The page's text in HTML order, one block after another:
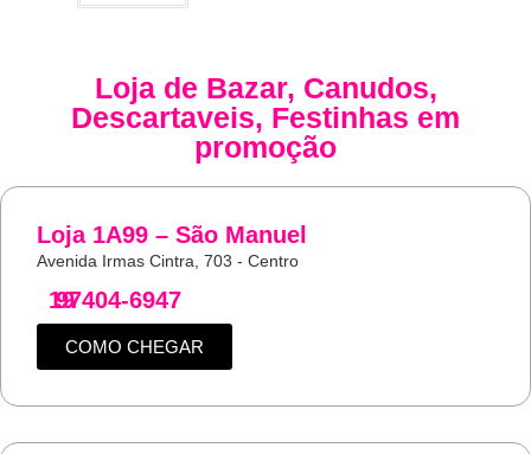
Loja de Bazar, Canudos,
Descartaveis, Festinhas em
promoção
Loja 1A99 – São Manuel
Avenida Irmas Cintra, 703 - Centro
19
97404-6947
COMO CHEGAR